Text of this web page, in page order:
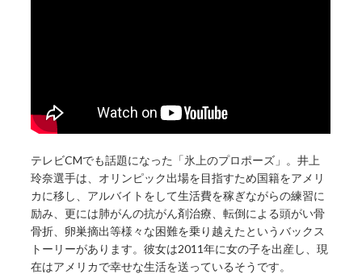
テレビCMでも話題になった「氷上のプロポーズ」。井上
玲奈選手は、オリンピック出場を目指すため国籍をアメリ
カに移し、アルバイトをして生活費を稼ぎながらの練習に
励み、更には肺がんの抗がん剤治療、転倒による頭がい骨
骨折、卵巣摘出等様々な困難を乗り越えたというバックス
トーリーがあります。彼女は2011年に女の子を出産し、現
在はアメリカで幸せな生活を送っているそうです。